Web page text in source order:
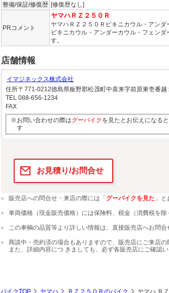
整備/保証/修復歴 [修復歴なし]
PRコメント
ヤマハＲＺ２５０Ｒ
ヤマハＲＺ２５０Ｒビキニカウル・アン
ビキニカウル・アンダーカウル・フェン
す。
店舗情報
イマジネックス株式会社
住所〒771-0212徳島県板野郡松茂町中喜来字前原東壱番越
TEL 088-656-1234
FAX
※お問い合わせの際はグーバイク を見たとお伝えになる
す
お見積り/お問合せ
販売店への問合せ・来店の際には「グーバイクを見た 」
車両価格（現金販売価格）には保険料、税金（消費税を
この車輌の品質等より詳しい情報は、直接販売店へお問合
商談中・売約済の場合もありますので、販売店にご来店
また、詳細内容につ きましても、必ず各販売店にご確認
バイクTOP
ヤマハ ＲＺ２５０Ｒのバイク ヤマハ Ｒ